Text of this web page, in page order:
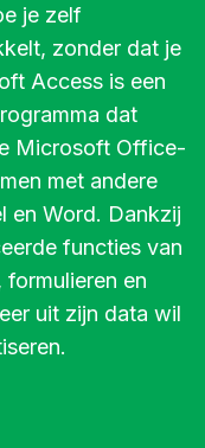
je zelf
zonder dat je
Access is een
dat
Microsoft Office-
met andere
en Word. Dankzij
functies van
formulieren en
uit zijn data wil